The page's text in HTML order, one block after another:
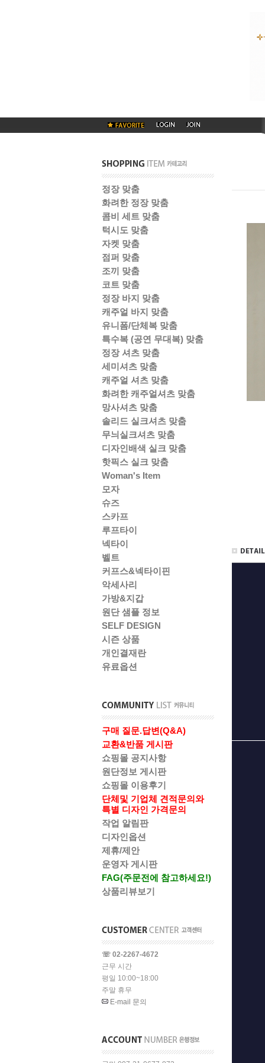
정장 맞춤
화려한 정장 맞춤
콤비 세트 맞춤
턱시도 맞춤
자켓 맞춤
점퍼 맞춤
조끼 맞춤
코트 맞춤
정장 바지 맞춤
캐주얼 바지 맞춤
유니폼/단체복 맞춤
특수복 (공연 무대복) 맞춤
정장 셔츠 맞춤
세미셔츠 맞춤
캐주얼 셔츠 맞춤
화려한 캐주얼셔츠 맞춤
망사셔츠 맞춤
솔리드 실크셔츠 맞춤
무늬실크셔츠 맞춤
디자인배색 실크 맞춤
핫픽스 실크 맞춤
Woman's Item
모자
슈즈
스카프
루프타이
넥타이
벨트
커프스&넥타이핀
악세사리
가방&지갑
원단 샘플 정보
SELF DESIGN
시즌 상품
개인결재란
유료옵션
구매 질문.답변(Q&A)
교환&반품 게시판
쇼핑몰 공지사항
원단정보 게시판
쇼핑몰 이용후기
단체및 기업체 견적문의와
특별 디자인 가격문의
작업 알림판
디자인옵션
제휴/제안
운영자 게시판
FAG(주문전에 참고하세요!)
상품리뷰보기
☏ 02-2267-4672
근무 시간
평일 10:00~18:00
주말 휴무
E-mail 문의